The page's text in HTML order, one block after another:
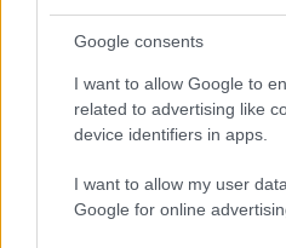
Google consents
I want to allow Google to
related to advertising like
device identifiers in apps.
I want to allow my user
Google for online
ETF su Ethereum: afflussi in
Francesca Spadaro · 7 Ago 2026